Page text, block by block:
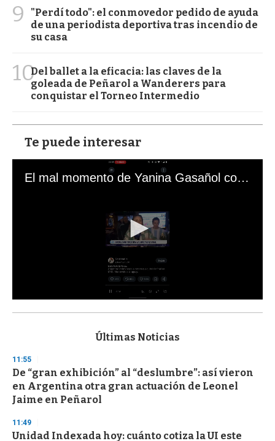
9
"Perdí todo": el conmovedor pedido de ayuda
de una periodista deportiva tras incendio de
su casa
10Del ballet a la eficacia: las claves de la
goleada de Peñarol a Wanderers para
conquistar el Torneo Intermedio
Te puede interesar
El mal momento de Yanina Gasañol con un hincha argentino en "Subrayado"
s
d
s
o
f
3
s
e
Últimas Noticias
11:55
De “gran exhibición” al “deslumbre”: así vieron
en Argentina otra gran actuación de Leonel
Jaime en Peñarol
11:49
Unidad Indexada hoy: cuánto cotiza la UI este